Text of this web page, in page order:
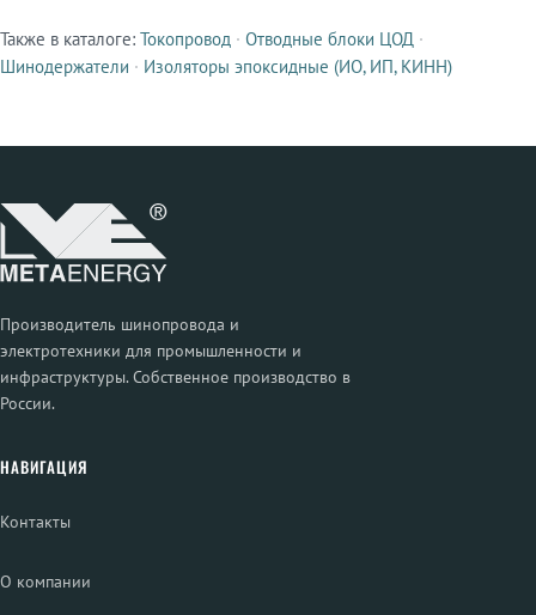
Смежные продукты
Также в каталоге: Токопровод · Отводные блоки ЦОД ·
Шинодержатели · Изоляторы эпоксидные (ИО, ИП, КИНН)
Производитель шинопровода и
электротехники для промышленности и
инфраструктуры. Собственное производство в
России.
НАВИГАЦИЯ
Контакты
О компании